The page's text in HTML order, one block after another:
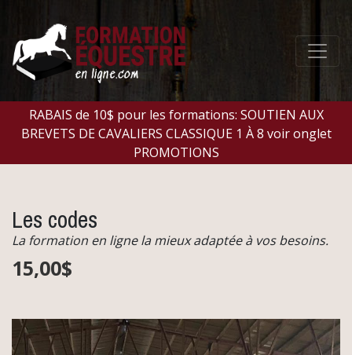
RABAIS de 10$ pour les formations: SOUTIEN AUX
BREVETS DE CAVALIERS CLASSIQUE 1 À 8 voir onglet
PROMOTIONS
Les codes
La formation en ligne la mieux adaptée à vos besoins.
15,00$